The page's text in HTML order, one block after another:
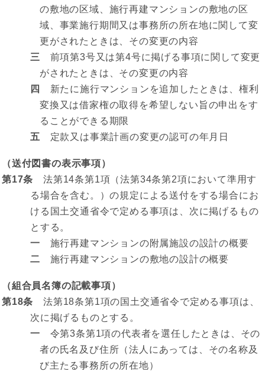
の敷地の区域、施行再建マンションの敷地の区
域、事業施行期間又は事務所の所在地に関して変
更がされたときは、その変更の内容
三
前項第3号又は第4号に掲げる事項に関して変更
がされたときは、その変更の内容
四
新たに施行マンションを追加したときは、権利
変換又は借家権の取得を希望しない旨の申出をす
ることができる期限
五 定款又は事業計画の変更の認可の年月日
（送付図書の表示事項）
第17条 法第14条第1項（法第34条第2項において準用す
る場合を含む。）の規定による送付をする場合にお
ける国土交通省令で定める事項は、次に掲げるもの
とする。
一 施行再建マンションの附属施設の設計の概要
二 施行再建マンションの敷地の設計の概要
（組合員名簿の記載事項）
第18条 法第18条第1項の国土交通省令で定める事項は、
次に掲げるものとする。
一 令第3条第1項の代表者を選任したときは、その
者の氏名及び住所（法人にあっては、その名称及
び主たる事務所の所在地）